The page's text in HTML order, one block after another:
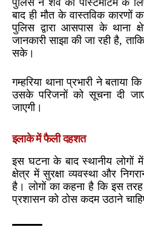
बाद ही मौत के वास्तविक कारणों
पुलिस द्वारा आसपास के थाना
जानकारी साझा की जा रही है,
सके।
गम्हरिया थाना प्रभारी ने बताया
उसके परिजनों को सूचना दी
जाएगी।
इलाके में फैली दहशत
इस घटना के बाद स्थानीय लोगों
क्षेत्र में सुरक्षा व्यवस्था और
है। लोगों का कहना है कि इस
प्रशासन को ठोस कदम उठाने